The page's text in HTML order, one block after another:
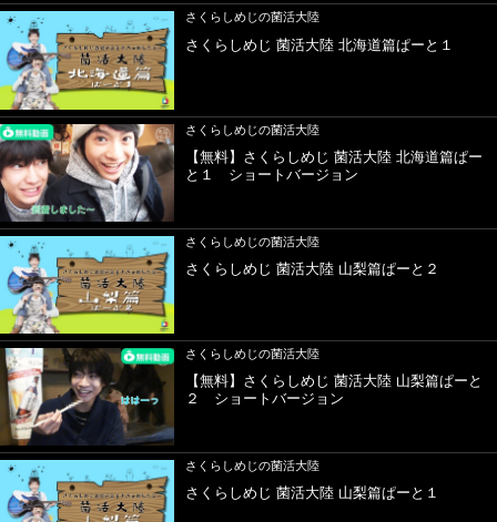
さくらしめじの菌活大陸
さくらしめじ 菌活大陸 北海道篇ぱーと１
さくらしめじの菌活大陸
【無料】さくらしめじ 菌活大陸 北海道篇ぱー
と１ ショートバージョン
さくらしめじの菌活大陸
さくらしめじ 菌活大陸 山梨篇ぱーと２
さくらしめじの菌活大陸
【無料】さくらしめじ 菌活大陸 山梨篇ぱーと
２ ショートバージョン
さくらしめじの菌活大陸
さくらしめじ 菌活大陸 山梨篇ぱーと１